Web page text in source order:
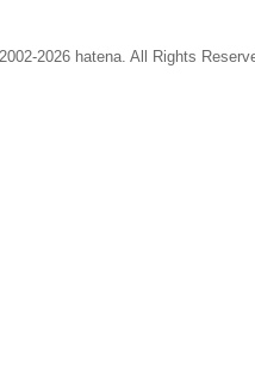
2026 hatena. All Rights